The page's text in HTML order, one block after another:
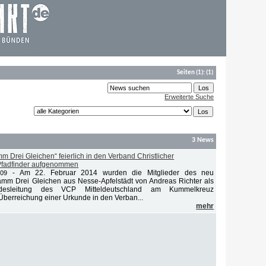
Seiten(1):(1)
Erweiterte Suche
3 News
Drei Gleichen“ feierlich in den Verband Christlicher
aufgenommen
- Am 22. Februar 2014 wurden die Mitglieder des neu
Drei Gleichen aus Nesse-Apfelstädt von Andreas Richter als
des VCP Mitteldeutschland am Kummelkreuz
einer Urkunde in den Verban...
mehr